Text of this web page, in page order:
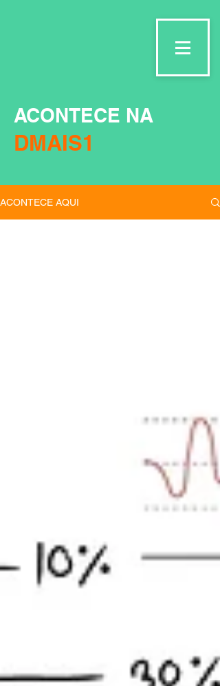
ACONTECE NA
DMAIS1
ACONTECE AQUI